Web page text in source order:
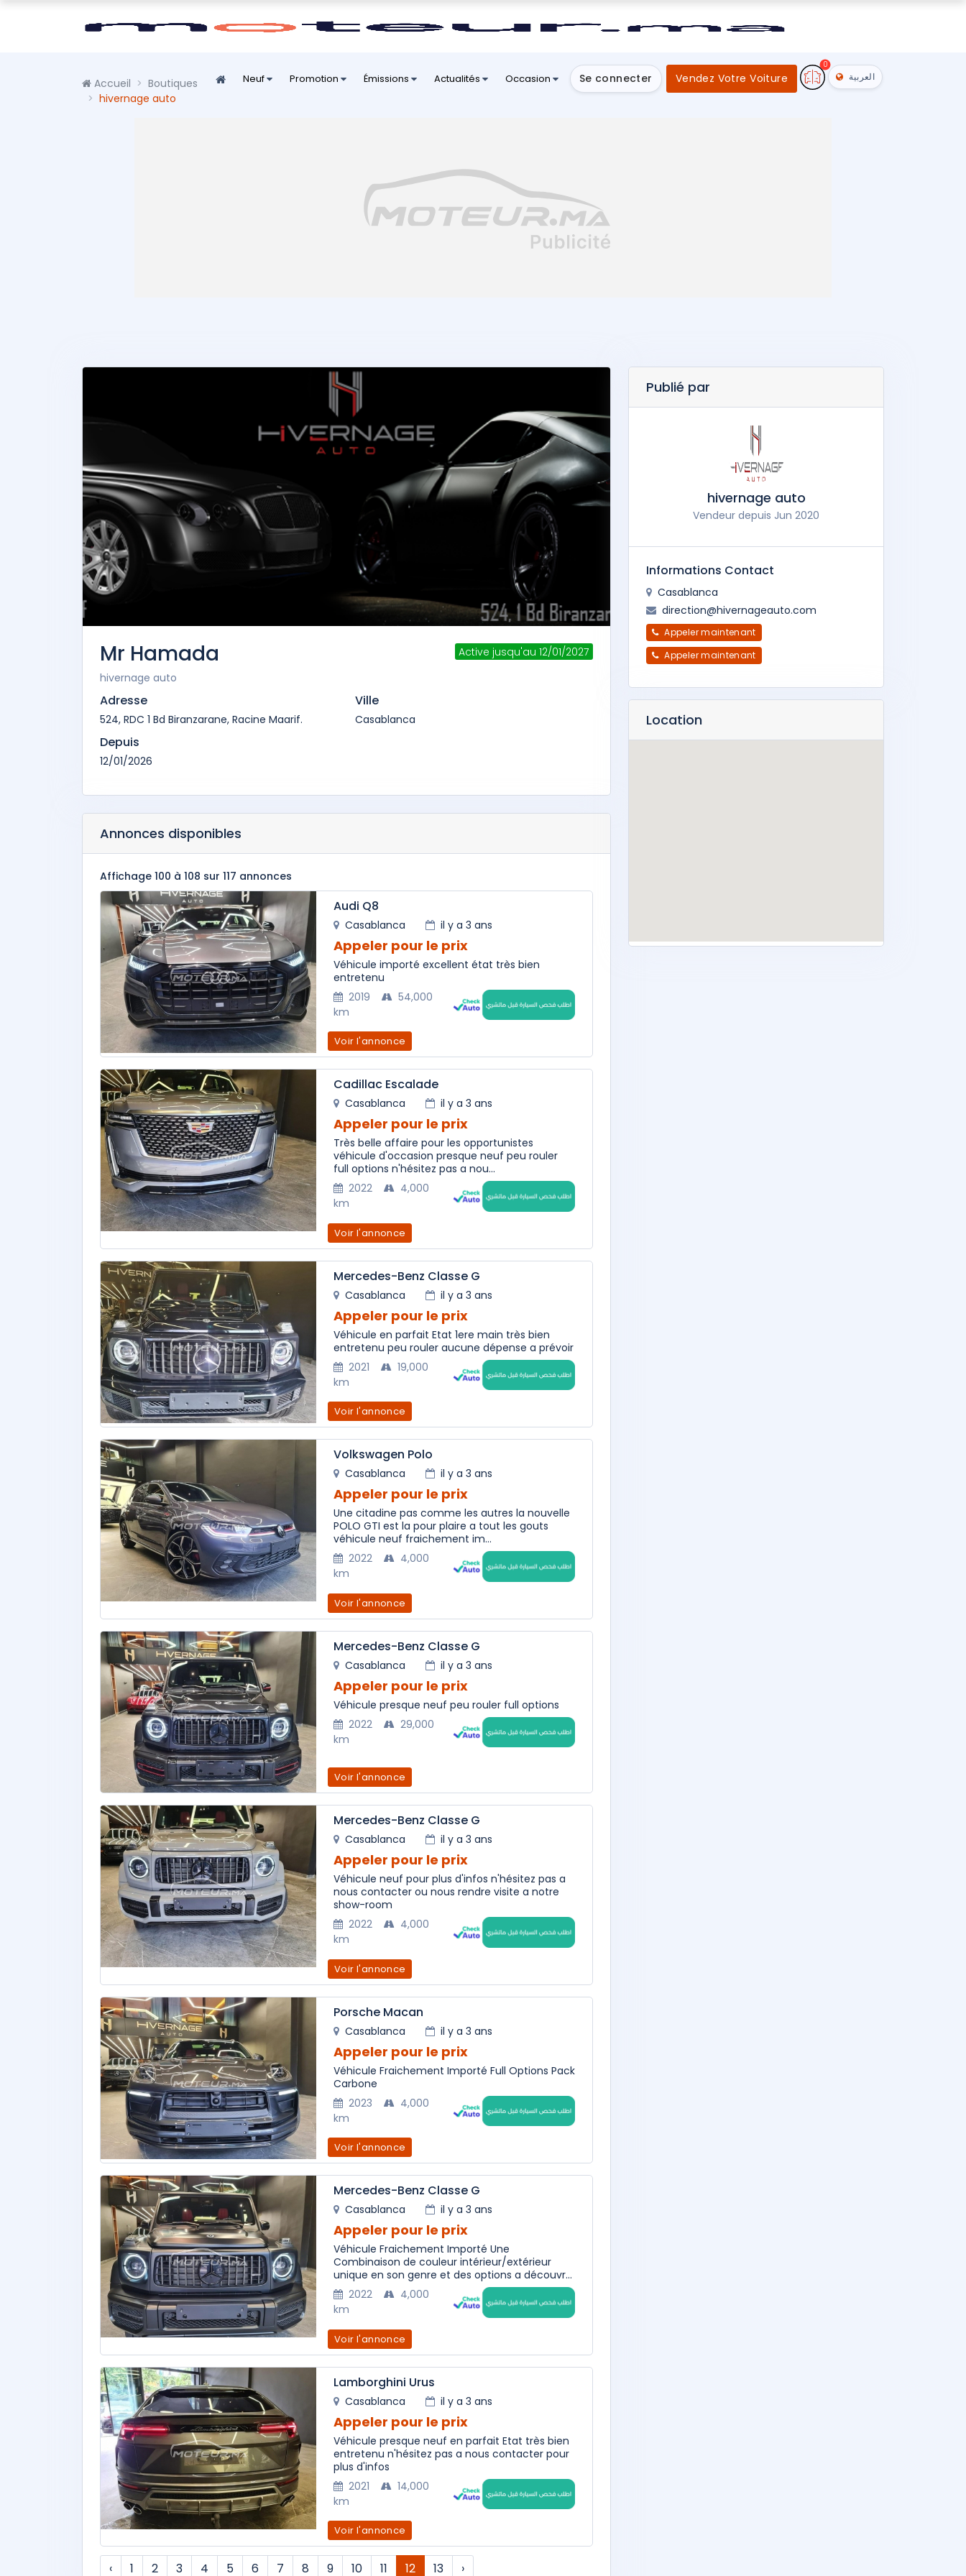
Neuf Promotion Émissions Actualités Occasion Se connecter Vendez Votre Voiture
0
العربية Accueil
Boutiques
hivernage auto
Mr Hamada
hivernage auto
Active jusqu'au 12/01/2027
Adresse
524, RDC 1 Bd Biranzarane, Racine Maarif.
Ville
Casablanca
Depuis
12/01/2026
Annonces disponibles
Affichage 100 à 108 sur 117 annonces
Audi Q8
Casablanca il y a 3 ans
Appeler pour le prix
Véhicule importé excellent état très bien
entretenu
2019
54,000
km
Voir l'annonce
Cadillac Escalade
Casablanca il y a 3 ans
Appeler pour le prix
Très belle affaire pour les opportunistes
véhicule d'occasion presque neuf peu rouler
full options n'hésitez pas a nou...
2022
4,000
km
Voir l'annonce
Mercedes-Benz Classe G
Casablanca il y a 3 ans
Appeler pour le prix
Véhicule en parfait Etat 1ere main très bien
entretenu peu rouler aucune dépense a prévoir
2021
19,000
km
Voir l'annonce
Volkswagen Polo
Casablanca il y a 3 ans
Appeler pour le prix
Une citadine pas comme les autres la nouvelle
POLO GTI est la pour plaire a tout les gouts
véhicule neuf fraichement im...
2022
4,000
km
Voir l'annonce
Mercedes-Benz Classe G
Casablanca il y a 3 ans
Appeler pour le prix
Véhicule presque neuf peu rouler full options
2022
29,000
km
Voir l'annonce
Mercedes-Benz Classe G
Casablanca il y a 3 ans
Appeler pour le prix
Véhicule neuf pour plus d'infos n'hésitez pas a
nous contacter ou nous rendre visite a notre
show-room
2022
4,000
km
Voir l'annonce
Porsche Macan
Casablanca il y a 3 ans
Appeler pour le prix
Véhicule Fraichement Importé Full Options Pack
Carbone
2023
4,000
km
Voir l'annonce
Mercedes-Benz Classe G
Casablanca il y a 3 ans
Appeler pour le prix
Véhicule Fraichement Importé Une
Combinaison de couleur intérieur/extérieur
unique en son genre et des options a découvr...
2022
4,000
km
Voir l'annonce
Lamborghini Urus
Casablanca il y a 3 ans
Appeler pour le prix
Véhicule presque neuf en parfait Etat très bien
entretenu n'hésitez pas a nous contacter pour
plus d'infos
2021
14,000
km
Voir l'annonce
‹ 1 2 3 4 5 6 7 8 9 10 11 12 13 ›
Publié par
hivernage auto
Vendeur depuis Jun 2020
Informations Contact
Casablanca
direction@hivernageauto.com
Appeler maintenant
Appeler maintenant
Location